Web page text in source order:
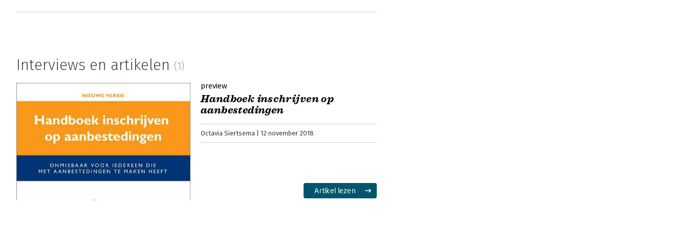
Interviews en artikelen (1)
preview
Handboek inschrijven op
aanbestedingen
Octavia Siertsema 12 november 2018
Artikel lezen